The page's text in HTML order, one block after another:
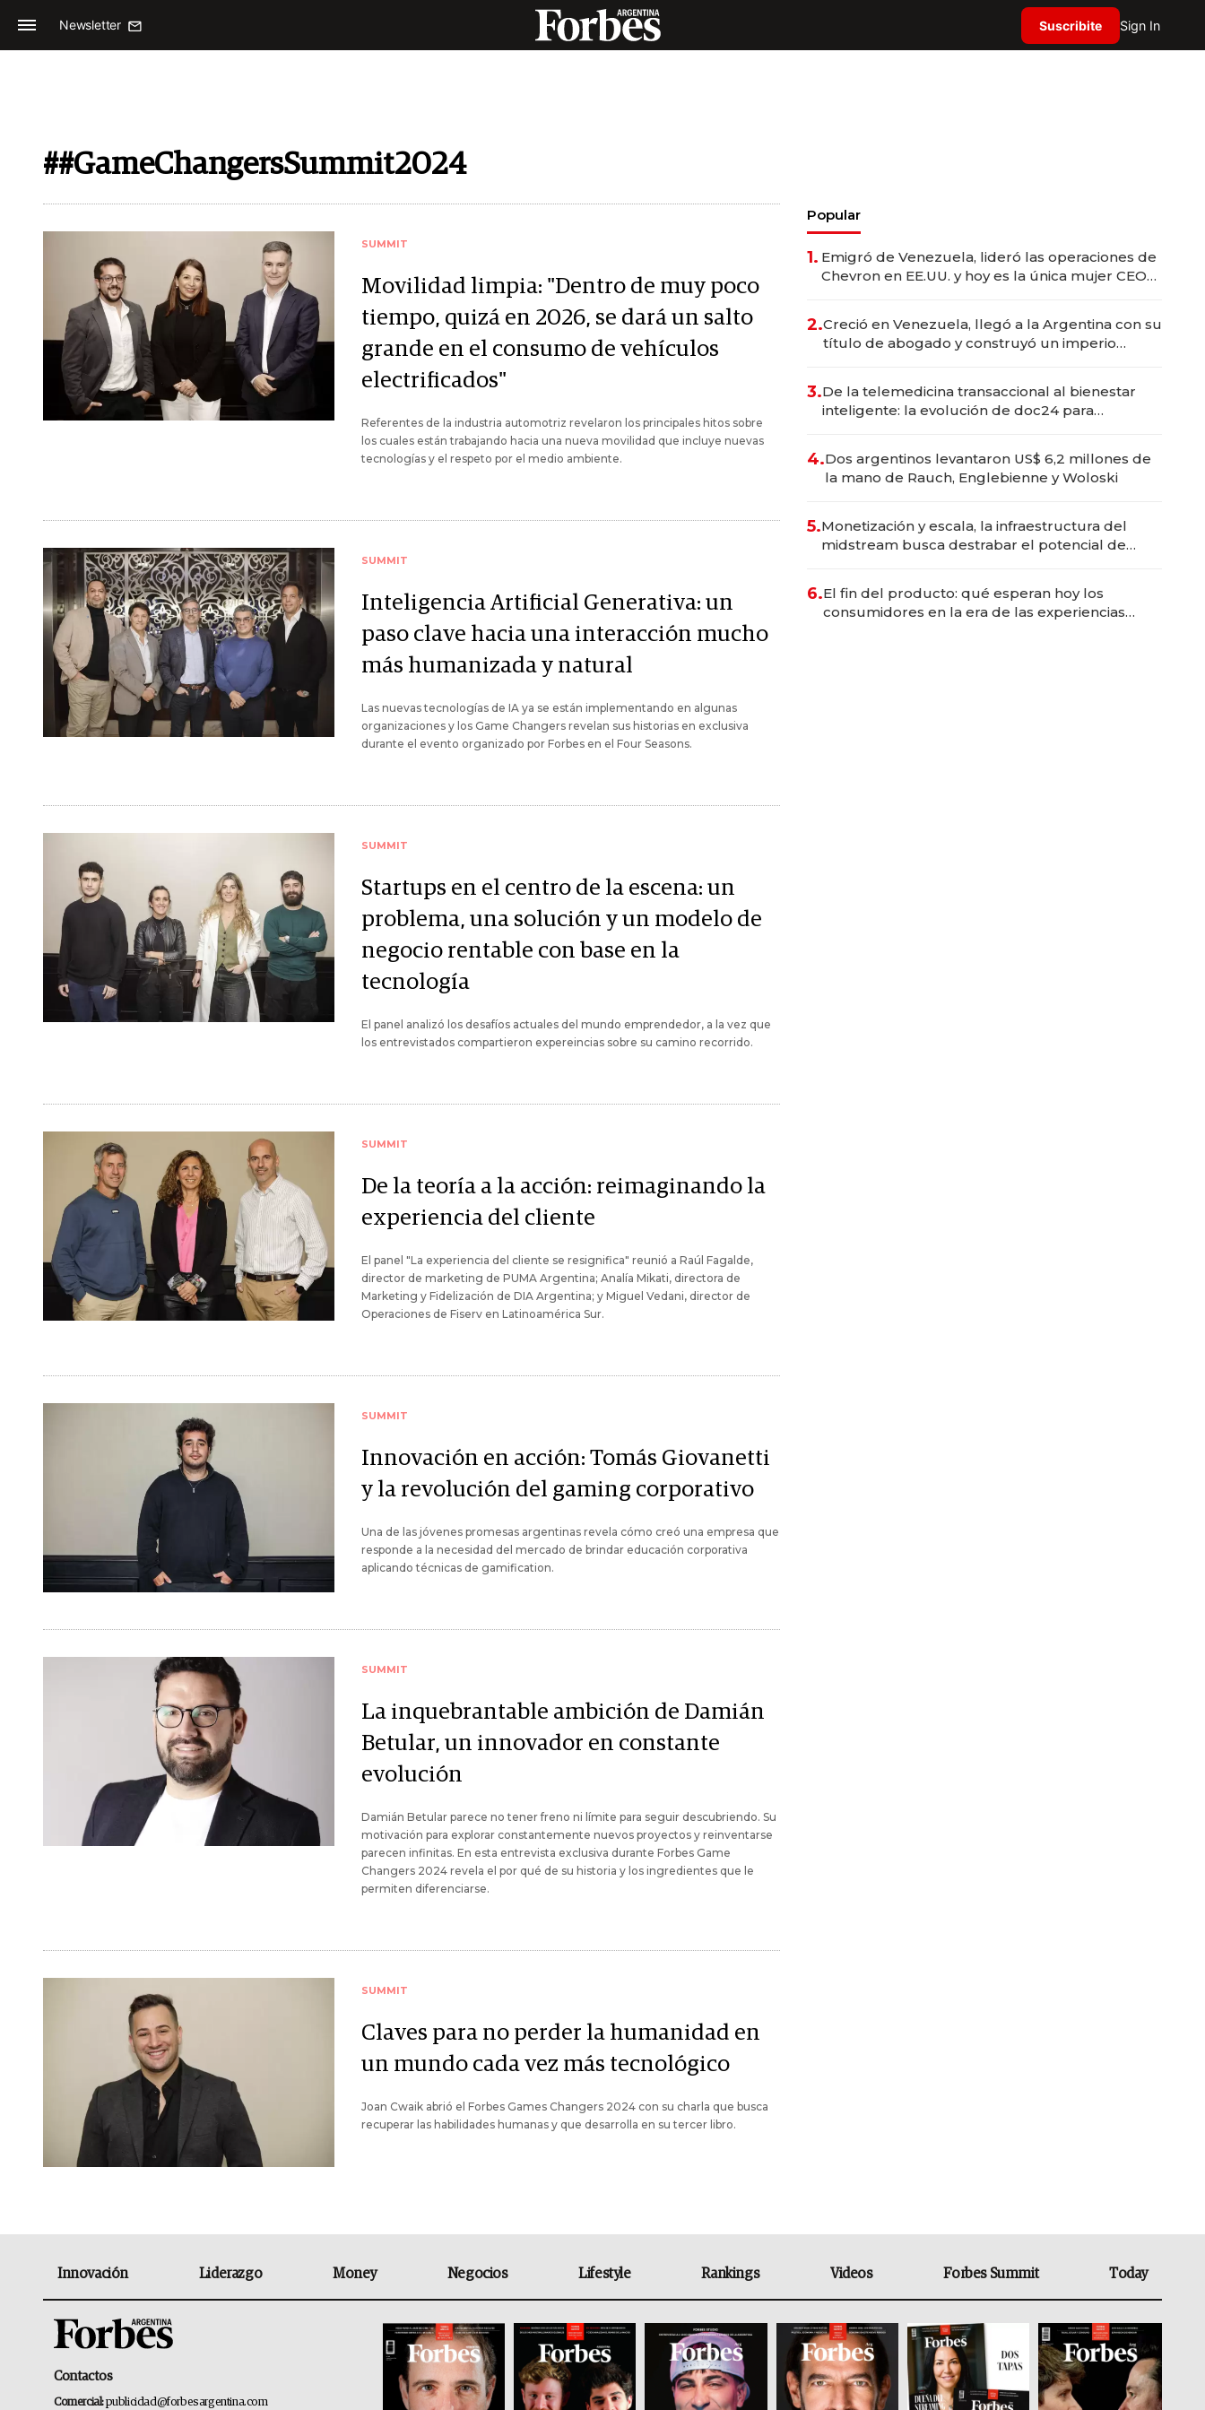
Newsletter Suscribite Sign In
##GameChangersSummit2024
SUMMIT
Movilidad limpia: "Dentro de muy poco
tiempo, quizá en 2026, se dará un salto
grande en el consumo de vehículos
electrificados"
Referentes de la industria automotriz revelaron los principales hitos sobre
los cuales están trabajando hacia una nueva movilidad que incluye nuevas
tecnologías y el respeto por el medio ambiente.
SUMMIT
Inteligencia Artificial Generativa: un
paso clave hacia una interacción mucho
más humanizada y natural
Las nuevas tecnologías de IA ya se están implementando en algunas
organizaciones y los Game Changers revelan sus historias en exclusiva
durante el evento organizado por Forbes en el Four Seasons.
SUMMIT
Startups en el centro de la escena: un
problema, una solución y un modelo de
negocio rentable con base en la
tecnología
El panel analizó los desafíos actuales del mundo emprendedor, a la vez que
los entrevistados compartieron expereincias sobre su camino recorrido.
SUMMIT
De la teoría a la acción: reimaginando la
experiencia del cliente
El panel "La experiencia del cliente se resignifica" reunió a Raúl Fagalde,
director de marketing de PUMA Argentina; Analía Mikati, directora de
Marketing y Fidelización de DIA Argentina; y Miguel Vedani, director de
Operaciones de Fiserv en Latinoamérica Sur.
SUMMIT
Innovación en acción: Tomás Giovanetti
y la revolución del gaming corporativo
Una de las jóvenes promesas argentinas revela cómo creó una empresa que
responde a la necesidad del mercado de brindar educación corporativa
aplicando técnicas de gamification.
SUMMIT
La inquebrantable ambición de Damián
Betular, un innovador en constante
evolución
Damián Betular parece no tener freno ni límite para seguir descubriendo. Su
motivación para explorar constantemente nuevos proyectos y reinventarse
parecen infinitas. En esta entrevista exclusiva durante Forbes Game
Changers 2024 revela el por qué de su historia y los ingredientes que le
permiten diferenciarse.
SUMMIT
Claves para no perder la humanidad en
un mundo cada vez más tecnológico
Joan Cwaik abrió el Forbes Games Changers 2024 con su charla que busca
recuperar las habilidades humanas y que desarrolla en su tercer libro.
Popular
1. Emigró de Venezuela, lideró las operaciones de
Chevron en EE.UU. y hoy es la única mujer CEO
2.Creció en Venezuela, llegó a la Argentina con su
título de abogado y construyó un imperio
3.De la telemedicina transaccional al bienestar
inteligente: la evolución de doc24 para
4.Dos argentinos levantaron US$ 6,2 millones de
la mano de Rauch, Englebienne y Woloski
5.Monetización y escala, la infraestructura del
midstream busca destrabar el potencial de
6.El fin del producto: qué esperan hoy los
consumidores en la era de las experiencias
Innovación Liderazgo Money Negocios Lifestyle Rankings Videos Forbes Summit Today
Contactos
Comercial:publicidad@forbesargentina.com